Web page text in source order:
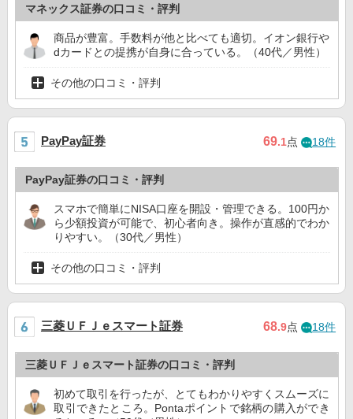
マネックス証券の口コミ・評判
商品が豊富。手数料が他と比べても適切。イオン銀行や
dカードとの提携が自身に合っている。（40代／男性）
その他の口コミ・評判
PayPay証券 69.1点 18件
PayPay証券の口コミ・評判
スマホで簡単にNISA口座を開設・管理できる。100円か
ら少額投資が可能で、初心者向き。操作が直感的でわか
りやすい。（30代／男性）
その他の口コミ・評判
三菱ＵＦＪｅスマート証券 68.9点 18件
三菱ＵＦＪｅスマート証券の口コミ・評判
初めて取引を行ったが、とてもわかりやすくスムーズに
取引できたところ。Pontaポイントで銘柄の購入ができ